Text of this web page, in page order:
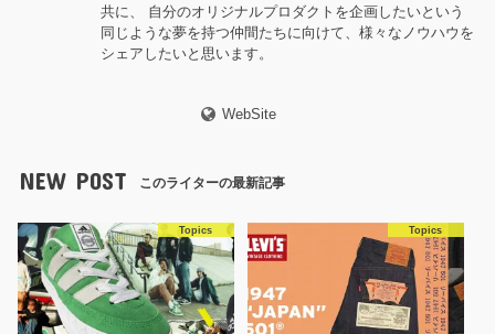
共に、 自分のオリジナルプロダクトを企画したいという
同じような夢を持つ仲間たちに向けて、様々なノウハウを
シェアしたいと思います。
WebSite
NEW POST このライターの最新記事
Topics Topics